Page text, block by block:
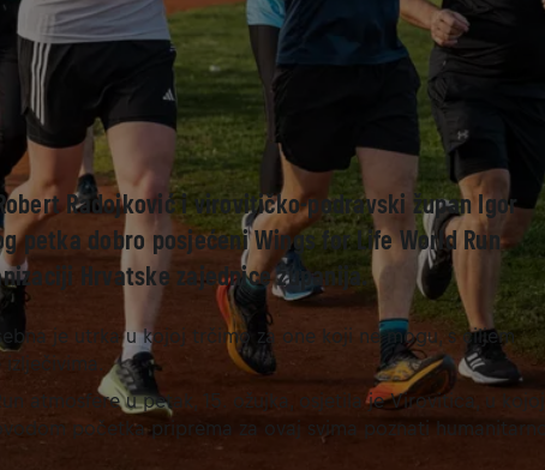
Radojković i virovitičko-podravski župan Igor
petka dobro posjećeni Wings for Life World Run
Hrvatske zajednice županija.
je utrka u kojoj trčimo za one koji ne mogu, s ciljem
atmosfere u petak, 15. ožujka, osjetila je Virovitica, u kojoj
početka priprema za ovaj svima poznati humanitarno-